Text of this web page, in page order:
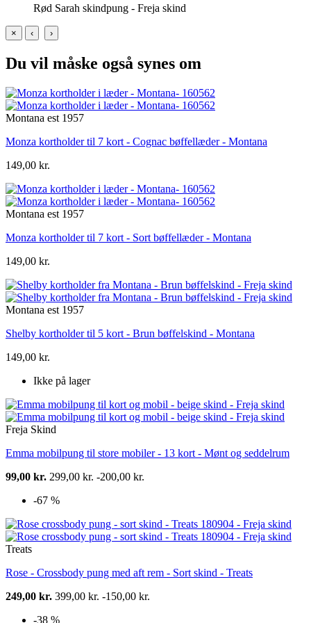
Rød Sarah skindpung - Freja skind
× ‹ ›
Du vil måske også synes om
Montana est 1957
Monza kortholder til 7 kort - Cognac bøffellæder - Montana
149,00 kr.
Montana est 1957
Monza kortholder til 7 kort - Sort bøffellæder - Montana
149,00 kr.
Montana est 1957
Shelby kortholder til 5 kort - Brun bøffelskind - Montana
149,00 kr.
Ikke på lager
Freja Skind
Emma mobilpung til store mobiler - 13 kort - Mønt og seddelrum
99,00 kr. 299,00 kr. -200,00 kr.
-67 %
Treats
Rose - Crossbody pung med aft rem - Sort skind - Treats
249,00 kr. 399,00 kr. -150,00 kr.
-38 %